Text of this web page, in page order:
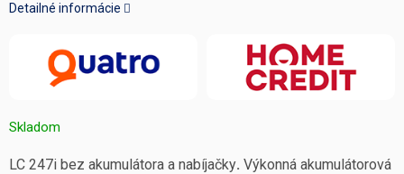
Skladom
LC 247i bez akumulátora a nabíjačky. Výkonná akumulátorová
Detailné informácie